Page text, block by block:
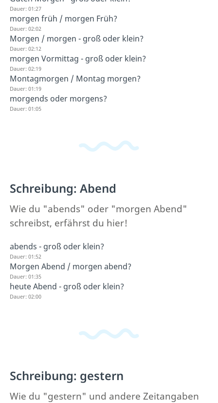
Dauer: 01:27
morgen früh / morgen Früh?
Dauer: 02:02
Morgen / morgen - groß oder klein?
Dauer: 02:12
morgen Vormittag - groß oder klein?
Dauer: 02:19
Montagmorgen / Montag morgen?
Dauer: 01:19
morgends oder morgens?
Dauer: 01:05
Schreibung: Abend
Wie du "abends" oder "morgen Abend"
schreibst, erfährst du hier!
abends - groß oder klein?
Dauer: 01:52
Morgen Abend / morgen abend?
Dauer: 01:35
heute Abend - groß oder klein?
Dauer: 02:00
Schreibung: gestern
Wie du "gestern" und andere Zeitangaben